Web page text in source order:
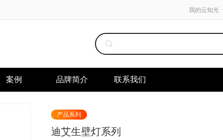
我的云知光
案例 品牌简介 联系我们
产品系列
迪艾生壁灯系列